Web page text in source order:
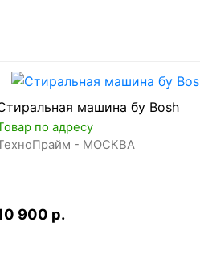
машина бу Bosh
по адресу
- МОСКВА
900 р.